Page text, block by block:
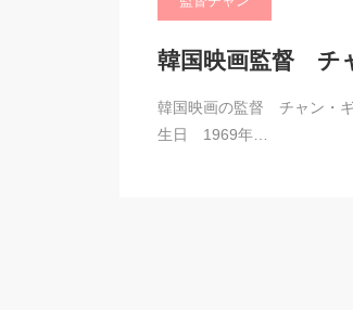
韓国映画監督 チ
韓国映画の監督 チャン・
生日 1969年…